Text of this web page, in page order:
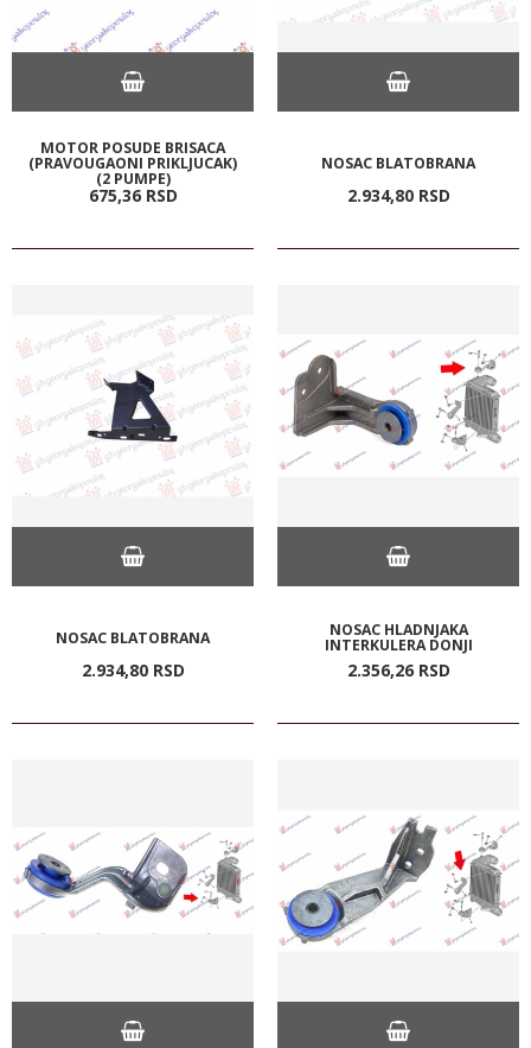
MOTOR POSUDE BRISACA
(PRAVOUGAONI PRIKLJUCAK)
(2 PUMPE)
675,36 RSD
NOSAC BLATOBRANA
2.934,80 RSD
NOSAC BLATOBRANA
2.934,80 RSD
NOSAC HLADNJAKA
INTERKULERA DONJI
2.356,26 RSD